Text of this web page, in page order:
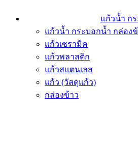
แก้วน้ำ ก
แก้วน้ำ กระบอกน้ำ กล่อง
แก้วเซรามิค
แก้วพลาสติก
แก้วสแตนเลส
แก้ว (วัสดุแก้ว)
กล่องข้าว